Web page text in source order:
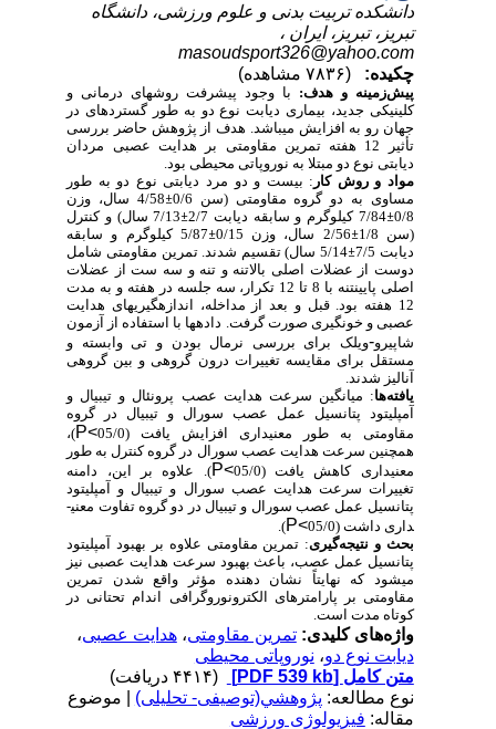
دانشکده تربیت بدنی و علوم ورزشی، دانشگاه
تبریز، تبریز، ایران ،
masoudsport326@yahoo.com
چکیده:
پیش‌زمینه و هدف:با وجود پیشرفت روش­های درمانی و
کلینیکی جدید، بیماری دیابت نوع دو به طور گسترده­ای در
جهان رو به افزایش می­باشد. هدف از پژوهش حاضر بررسی
تأثیر 12 هفته تمرین مقاومتی بر هدایت عصبی مردان
دیابتی نوع دو مبتلا به نوروپاتی محیطی بود.
مواد و روش‌ کار: بیست و دو مرد دیابتی نوع دو به طور
مساوی به دو گروه مقاومتی (سن 0/6
±
4/58 سال، وزن
0/8
±7/84 کیلوگرم و سابقه دیابت 2/7 ±
7/13 سال) و کنترل
(سن 1/8
± 2/56 سال، وزن 0/15 ±
5/87 کیلوگرم و سابقه
دیابت 7/5
±
5/14 سال) تقسیم شدند. تمرین مقاومتی شامل
دوست از عضلات اصلی بالاتنه و تنه و سه ست از عضلات
اصلی پایین­تنه با 8 تا 12 تکرار، سه جلسه در هفته و به مدت
12 هفته بود. قبل و بعد از مداخله، اندازه­گیری­های هدایت
عصبی و خونگیری صورت گرفت. داده­ها با استفاده از آزمون
شاپیرو- ویلک برای بررسی نرمال بودن و تی وابسته و
مستقل برای مقایسه تغییرات درون گروهی و بین گروهی
آنالیز شدند.
یافته‌ها: میانگین سرعت هدایت عصب پرونئال و تیبیال و
آمپلی­تود پتانسیل عمل عصب سورال و تیبیال در گروه
مقاومتی به طور معنی­داری افزایش یافت (05/0
P<)،
همچنین سرعت هدایت عصب سورال در گروه کنترل به طور
معنی­داری کاهش یافت (05/0
P<). علاوه بر این، دامنه
تغییرات سرعت هدایت عصب سورال و تیبیال و آمپلی­تود
پتانسیل عمل عصب سورال و تیبیال در دو گروه تفاوت معنی­
داری داشت (05/0
P<
).
بحث و نتیجه‌گیری : تمرین مقاومتی علاوه بر بهبود آمپلی­تود
پتانسیل عمل عصب، باعث بهبود سرعت هدایت عصبی نیز
می­شود که نهایتاً نشان دهنده مؤثر واقع شدن تمرین
مقاومتی بر پارامترهای الکترونوروگرافی اندام تحتانی در
کوتاه مدت است.
واژه‌های کلیدی:تمرین مقاومتی،هدایت عصبی،
دیابت نوع دو،نوروپاتی محیطی
متن کامل[PDF 539 kb]
نوع مطالعه:پژوهشي(توصیفی- تحلیلی) | موضوع
مقاله:فیزیولوژی ورزشی